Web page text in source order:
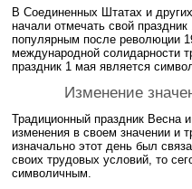
В Соединенных Штатах и
начали отмечать свой
популярным после революции
международной солидарности
праздник 1 мая является
Изменение
Традиционный праздник Весна
изменения в своем значении и
изначально этот день был
своих трудовых условий, то
символичным.